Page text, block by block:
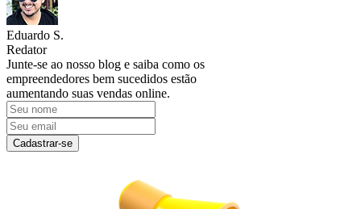
Eduardo S.
Redator
Junte-se ao nosso blog e saiba como os
empreendedores bem sucedidos estão
aumentando suas vendas online.
Cadastrar-se